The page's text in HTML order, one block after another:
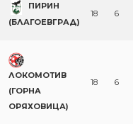
ПИРИН
(БЛАГОЕВГРАД)
18 6
ЛОКОМОТИВ
(ГОРНА
ОРЯХОВИЦА)
18 6